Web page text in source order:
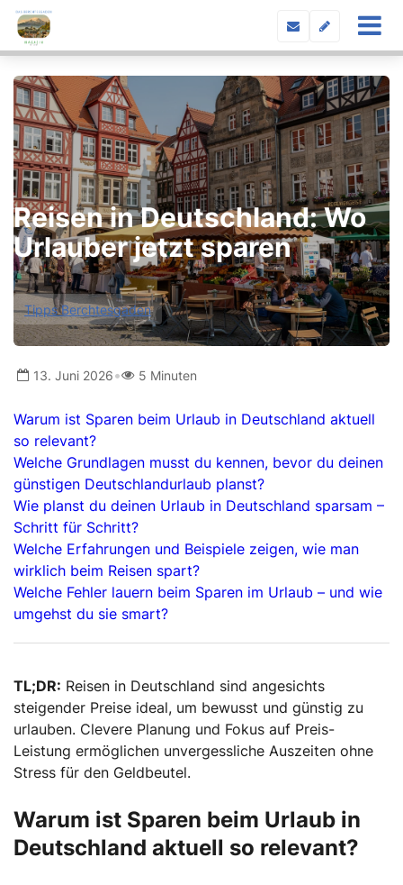
Reisen in Deutschland: Wo
Urlauber jetzt sparen
Tipps Berchtesgaden
13. Juni 2026• 5 Minuten
Warum ist Sparen beim Urlaub in Deutschland aktuell
so relevant?
Welche Grundlagen musst du kennen, bevor du deinen
günstigen Deutschlandurlaub planst?
Wie planst du deinen Urlaub in Deutschland sparsam –
Schritt für Schritt?
Welche Erfahrungen und Beispiele zeigen, wie man
wirklich beim Reisen spart?
Welche Fehler lauern beim Sparen im Urlaub – und wie
umgehst du sie smart?
TL;DR: Reisen in Deutschland sind angesichts
steigender Preise ideal, um bewusst und günstig zu
urlauben. Clevere Planung und Fokus auf Preis-
Leistung ermöglichen unvergessliche Auszeiten ohne
Stress für den Geldbeutel.
Warum ist Sparen beim Urlaub in
Deutschland aktuell so relevant?